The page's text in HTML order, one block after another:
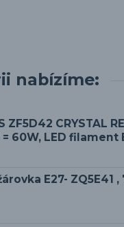
nabízíme:
ZF5D42 CRYSTAL
= 60W, LED filament
E27-